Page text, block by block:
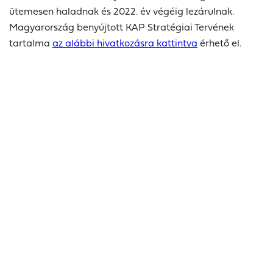
ütemesen haladnak és 2022. év végéig lezárulnak.
Magyarország benyújtott KAP Stratégiai Tervének
tartalma az alábbi hivatkozásra kattintva érhető el.